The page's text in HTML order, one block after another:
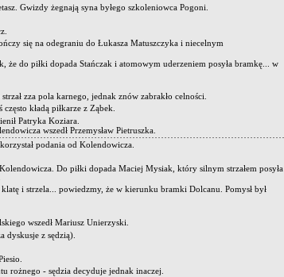
Gwizdy żegnają syna byłego szkoleniowca Pogoni.
się na odegraniu do Łukasza Matuszczyka i niecelnym
że do piłki dopada Stańczak i atomowym uderzeniem posyła bramkę... w
zza pola karnego, jednak znów zabrakło celności.
kładą piłkarze z Ząbek.
Patryka Koziara.
wszedł Przemysław Pietruszka.
podania od Kolendowicza.
Do piłki dopada Maciej Mysiak, który silnym strzałem posyła
i strzela... powiedzmy, że w kierunku bramki Dolcanu. Pomysł był
wszedł Mariusz Unierzyski.
dyskusje z sędzią).
rożnego - sędzia decyduje jednak inaczej.